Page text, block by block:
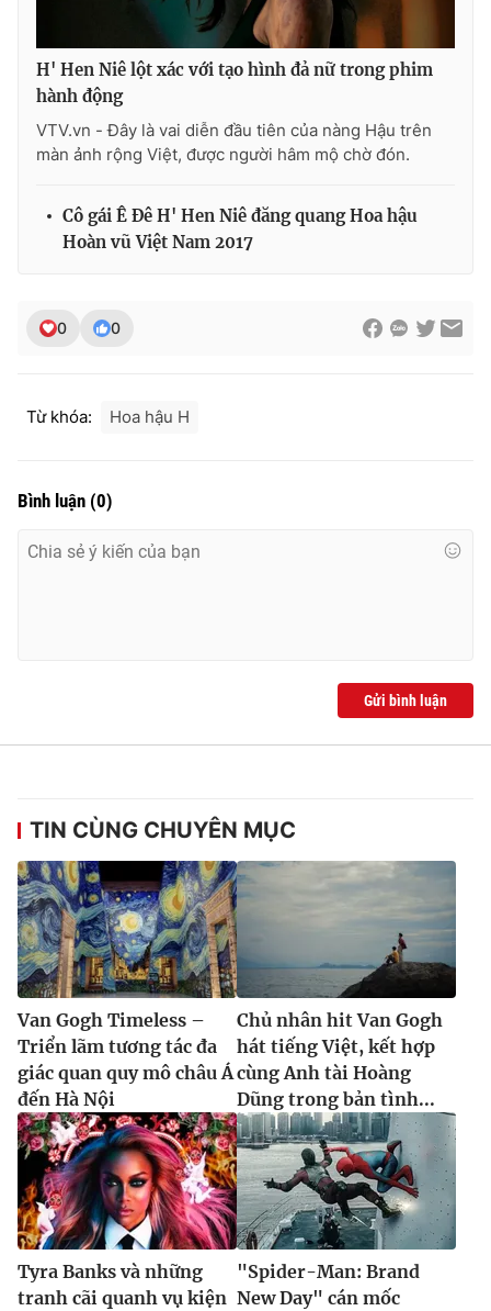
H' Hen Niê lột xác với tạo hình đả nữ trong phim
hành động
VTV.vn - Đây là vai diễn đầu tiên của nàng Hậu trên
màn ảnh rộng Việt, được người hâm mộ chờ đón.
Cô gái Ê Đê H' Hen Niê đăng quang Hoa hậu
Hoàn vũ Việt Nam 2017
0 0
Từ khóa: Hoa hậu H
Bình luận (0)
Gửi bình luận
TIN CÙNG CHUYÊN MỤC
Van Gogh Timeless –
Triển lãm tương tác đa
giác quan quy mô châu Á
đến Hà Nội
Chủ nhân hit Van Gogh
hát tiếng Việt, kết hợp
cùng Anh tài Hoàng
Dũng trong bản tình...
Tyra Banks và những
tranh cãi quanh vụ kiện
"Spider-Man: Brand
New Day" cán mốc